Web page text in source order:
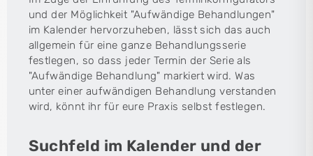
und der Möglichkeit "Aufwändige Behandlungen"
im Kalender hervorzuheben, lässt sich das auch
allgemein für eine ganze Behandlungsserie
festlegen, so dass jeder Termin der Serie als
"Aufwändige Behandlung" markiert wird. Was
unter einer aufwändigen Behandlung verstanden
wird, könnt ihr für eure Praxis selbst festlegen.
Suchfeld im Kalender und der